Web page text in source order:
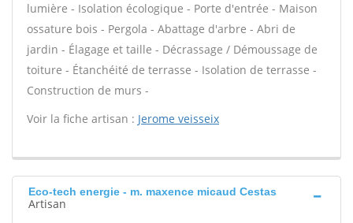
lumière - Isolation écologique - Porte d'entrée - Maison
ossature bois - Pergola - Abattage d'arbre - Abri de
jardin - Élagage et taille - Décrassage / Démoussage de
toiture - Étanchéité de terrasse - Isolation de terrasse -
Construction de murs -
Voir la fiche artisan : Jerome veisseix
Eco-tech energie - m. maxence micaud Cestas
Artisan